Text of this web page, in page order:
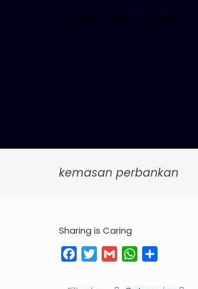
HotLine: 0274-439-6759
kemasan perbankan
Sharing is Caring
FacebookTwitterGmail WhatsApp